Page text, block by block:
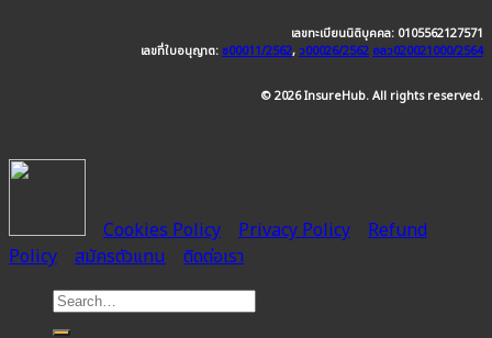
เลขทะเบียนนิติบุคคล: 0105562127571
เลขที่ใบอนุญาต: ช00011/2562,ว00026/2562 อลว020021000/2564
© 2026 InsureHub. All rights reserved.
Cookies Policy Privacy Policy
Refund
Policy
สมัครตัวแทน ติดต่อเรา